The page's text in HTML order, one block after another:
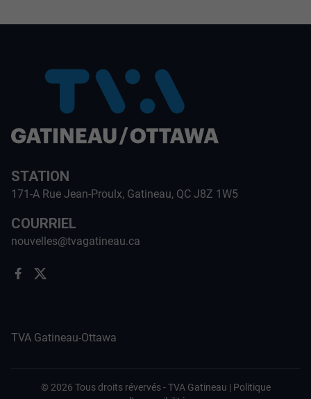
STATION
171-A Rue Jean-Proulx, Gatineau, QC J8Z 1W5
COURRIEL
nouvelles@tvagatineau.ca
TVA Gatineau-Ottawa
© 2026 Tous droits révervés -TVA Gatineau | Politique